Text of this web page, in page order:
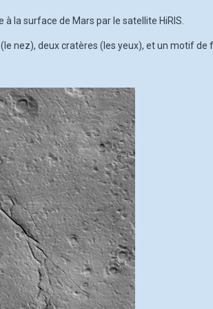
la surface de Mars par le satellite HiRIS.
nez), deux cratères (les yeux), et un motif